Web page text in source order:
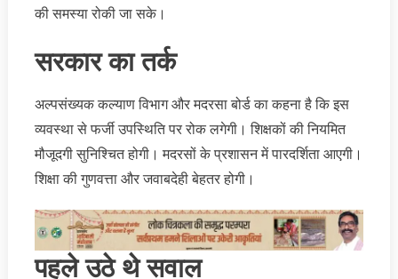
की समस्या रोकी जा सके।
सरकार का तर्क
अल्पसंख्यक कल्याण विभाग और मदरसा बोर्ड का कहना है कि इस
व्यवस्था से फर्जी उपस्थिति पर रोक लगेगी। शिक्षकों की नियमित
मौजूदगी सुनिश्चित होगी। मदरसों के प्रशासन में पारदर्शिता आएगी।
शिक्षा की गुणवत्ता और जवाबदेही बेहतर होगी।
पहले उठे थे सवाल